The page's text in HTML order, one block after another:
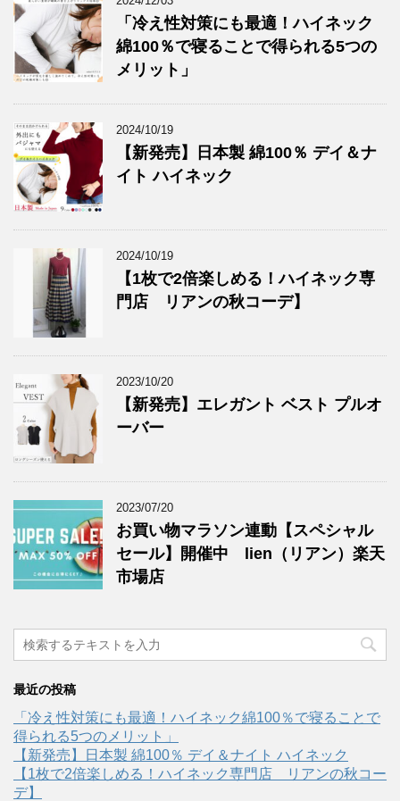
「冷え性対策にも最適！ハイネック
綿100％で寝ることで得られる5つの
メリット」
2024/10/19
【新発売】日本製 綿100％ デイ＆ナ
イト ハイネック
2024/10/19
【1枚で2倍楽しめる！ハイネック専
門店 リアンの秋コーデ】
2023/10/20
【新発売】エレガント ベスト プルオ
ーバー
2023/07/20
お買い物マラソン連動【スペシャル
セール】開催中 lien（リアン）楽天
市場店
最近の投稿
「冷え性対策にも最適！ハイネック綿100％で寝ることで
得られる5つのメリット」
【新発売】日本製 綿100％ デイ＆ナイト ハイネック
【1枚で2倍楽しめる！ハイネック専門店 リアンの秋コー
デ】